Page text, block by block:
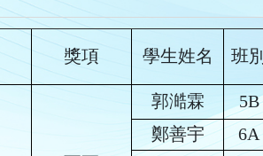
獎項 學生姓名 班別
郭澔霖
5B
鄭善宇
6A